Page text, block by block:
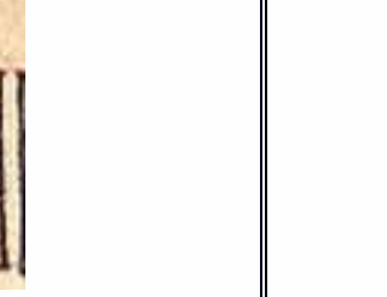
que comunmente se suelen
a algun pueblo: 1, 37)
ordinarias, que se suelen dezir, y
comida: 1, 88)
Universidad Nacional Autónoma
D.F.]: 2012 [29-08-2020].
contexto/10413